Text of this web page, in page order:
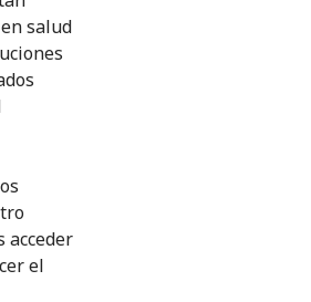
salud
acceder
el